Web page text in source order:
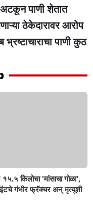
पाणी शेतात
ठेकेदारावर आरोप
पाणी कुठ
किलोचा 'मांसाचा गोळा',
गंभीर फ्रॅक्चर अन् मृत्यूशी